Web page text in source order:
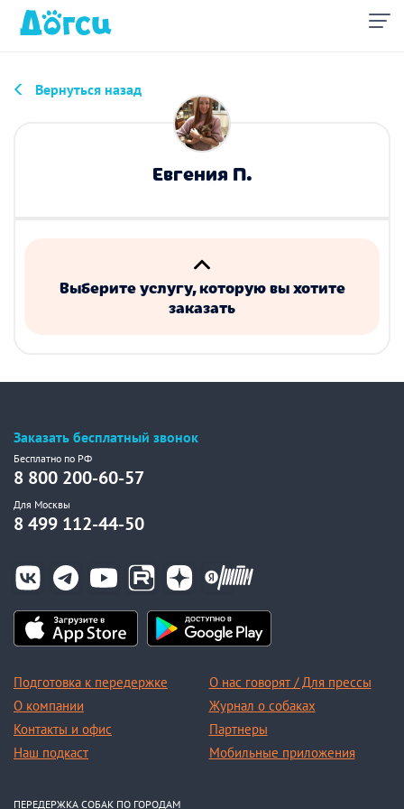
Вернуться назад
Евгения П.
Выберите услугу, которую вы хотите
заказать
Заказать бесплатный звонок
Бесплатно по РФ
8 800 200-60-57
Для Москвы
8 499 112-44-50
Подготовка к передержке
О компании
Контакты и офис
Наш подкаст
О нас говорят / Для прессы
Журнал о собаках
Партнеры
Мобильные приложения
ПЕРЕДЕРЖКА СОБАК ПО ГОРОДАМ